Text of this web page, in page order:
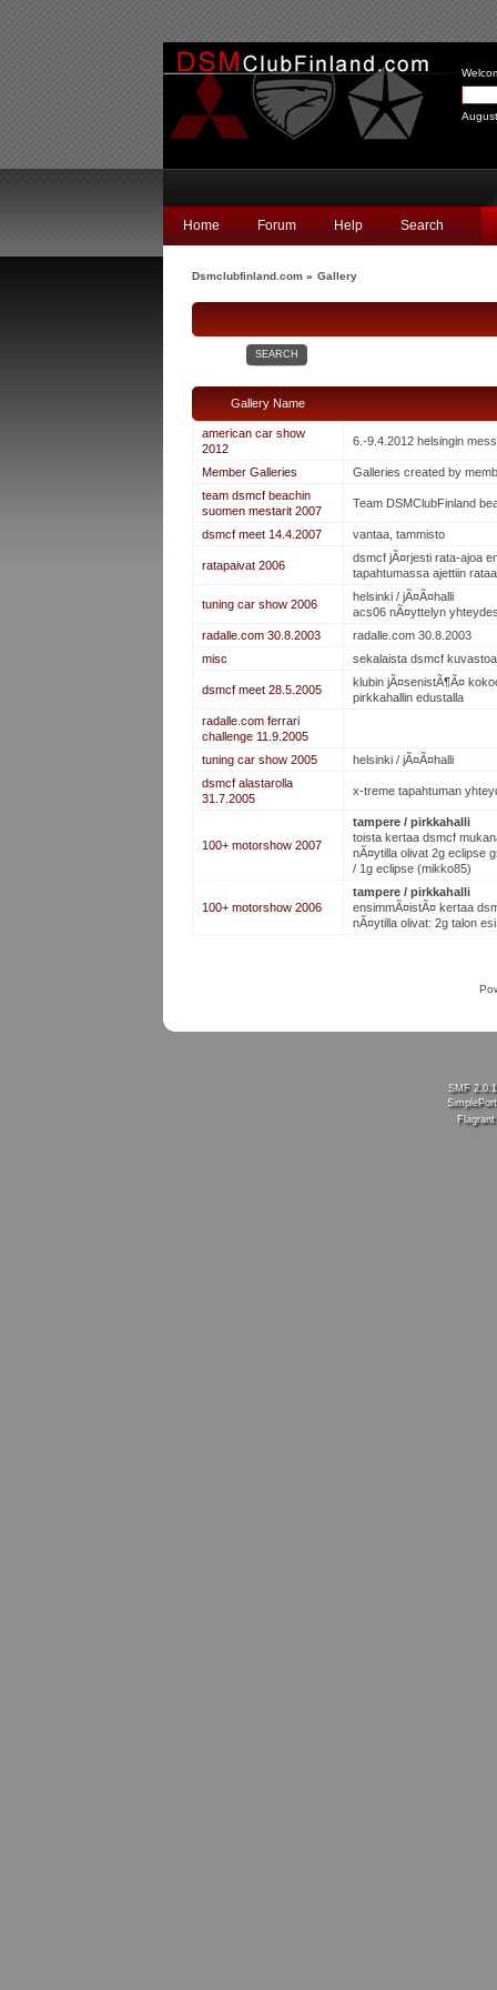
Home Forum Help Search
Dsmclubfinland.com» Gallery
SEARCH
Gallery Name
american car show
2012
6.-9.4.2012 helsingin
Member Galleries
Galleries created by
team dsmcf beachin
suomen mestarit 2007
Team DSMClubFinland
dsmcf meet 14.4.2007 vantaa, tammisto
ratapaivat 2006
dsmcf jÃ¤rjesti rata-ajoa
tapahtumassa ajettiin
tuning car show 2006
helsinki / jÃ¤Ã¤halli
acs06 nÃ¤yttelyn
radalle.com 30.8.2003
radalle.com 30.8.2003
misc
sekalaista dsmcf kuvastoa
dsmcf meet 28.5.2005
klubin jÃ¤senistÃ¶Ã¤
pirkkahallin edustalla
radalle.com ferrari
challenge 11.9.2005
tuning car show 2005
helsinki / jÃ¤Ã¤halli
dsmcf alastarolla
31.7.2005
x-treme tapahtuman
100+ motorshow 2007
tampere / pirkkahalli
toista kertaa dsmcf
nÃ¤ytilla olivat 2g eclipse
/ 1g eclipse (mikko85)
100+ motorshow 2006
tampere / pirkkahalli
ensimmÃ¤istÃ¤ kertaa
nÃ¤ytilla olivat: 2g talon
SMF